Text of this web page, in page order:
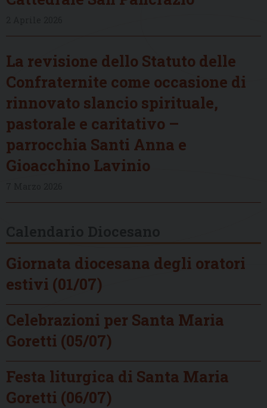
La revisione dello Statuto delle
Confraternite come occasione di
rinnovato slancio spirituale,
pastorale e caritativo –
parrocchia Santi Anna e
Gioacchino Lavinio
Giornata diocesana degli oratori
estivi (01/07)
Celebrazioni per Santa Maria
Goretti (05/07)
Festa liturgica di Santa Maria
Goretti (06/07)